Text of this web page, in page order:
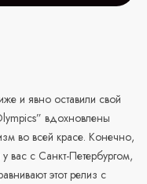
и явно оставили свой
вдохновлены
во всей красе. Конечно,
вас с Санкт-Петербургом,
этот релиз с